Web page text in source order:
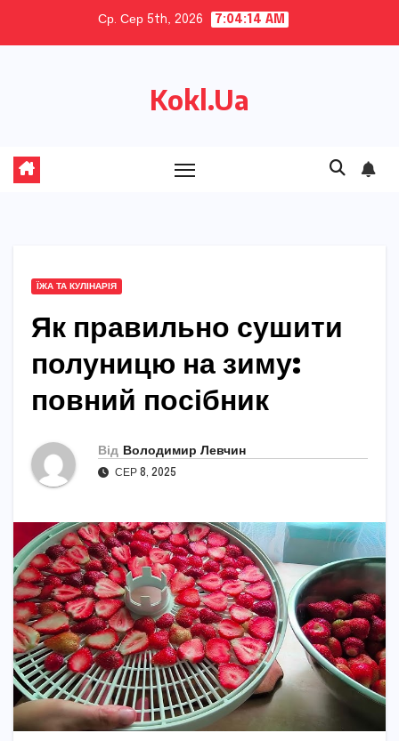
Ср. Сер 5th, 2026 7:04:15 AM
Kokl.Ua
ЇЖА ТА КУЛІНАРІЯ
Як правильно сушити
полуницю на зиму:
повний посібник
Від Володимир Левчин
СЕР 8, 2025